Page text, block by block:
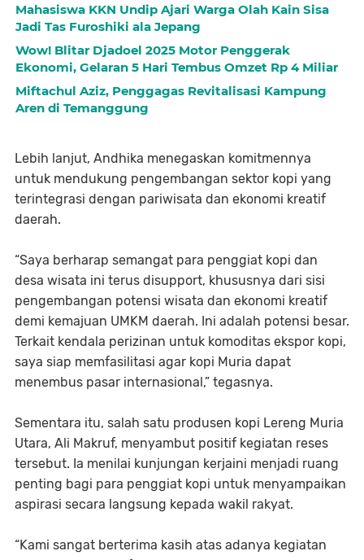
Mahasiswa KKN Undip Ajari Warga Olah Kain Sisa
Jadi Tas Furoshiki ala Jepang
Wow! Blitar Djadoel 2025 Motor Penggerak
Ekonomi, Gelaran 5 Hari Tembus Omzet Rp 4 Miliar
Miftachul Aziz, Penggagas Revitalisasi Kampung
Aren di Temanggung
Lebih lanjut, Andhika menegaskan komitmennya
untuk mendukung pengembangan sektor kopi yang
terintegrasi dengan pariwisata dan ekonomi kreatif
daerah.
“Saya berharap semangat para penggiat kopi dan
desa wisata ini terus disupport, khususnya dari sisi
pengembangan potensi wisata dan ekonomi kreatif
demi kemajuan UMKM daerah. Ini adalah potensi besar.
Terkait kendala perizinan untuk komoditas ekspor kopi,
saya siap memfasilitasi agar kopi Muria dapat
menembus pasar internasional,” tegasnya.
Sementara itu, salah satu produsen kopi Lereng Muria
Utara, Ali Makruf, menyambut positif kegiatan reses
tersebut. Ia menilai kunjungan kerjaini menjadi ruang
penting bagi para penggiat kopi untuk menyampaikan
aspirasi secara langsung kepada wakil rakyat.
“Kami sangat berterima kasih atas adanya kegiatan